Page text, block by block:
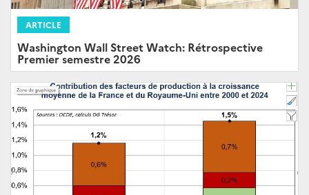
ARTICLE
Washington Wall Street Watch: Rétrospective
Premier semestre 2026